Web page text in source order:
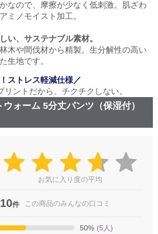
なので、摩擦が少なく低刺激。肌ざわ
ミノモイスト加工。
い、サステナブル素材。
木や間伐材から精製。生分解性の高い
生地です。
ストレス軽減仕様／
リントだから、チクチクしない。
ォーム 5分丈パンツ（保湿付）
お気に入り度の平均
10件 この商品のみんなの口コミ
50% (5 人)